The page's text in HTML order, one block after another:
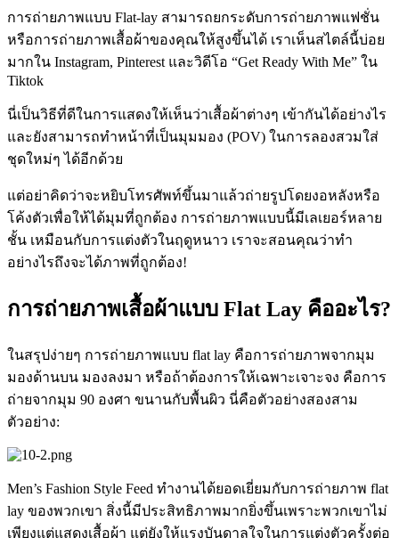
การถ่ายภาพแบบ Flat-lay สามารถยกระดับการถ่ายภาพแฟชั่น
หรือการถ่ายภาพเสื้อผ้าของคุณให้สูงขึ้นได้ เราเห็นสไตล์นี้บ่อย
มากใน Instagram, Pinterest และวิดีโอ “Get Ready With Me” ใน
Tiktok
นี่เป็นวิธีที่ดีในการแสดงให้เห็นว่าเสื้อผ้าต่างๆ เข้ากันได้อย่างไร
และยังสามารถทำหน้าที่เป็นมุมมอง (POV) ในการลองสวมใส่
ชุดใหม่ๆ ได้อีกด้วย
แต่อย่าคิดว่าจะหยิบโทรศัพท์ขึ้นมาแล้วถ่ายรูปโดยงอหลังหรือ
โค้งตัวเพื่อให้ได้มุมที่ถูกต้อง การถ่ายภาพแบบนี้มีเลเยอร์หลาย
ชั้น เหมือนกับการแต่งตัวในฤดูหนาว เราจะสอนคุณว่าทำ
อย่างไรถึงจะได้ภาพที่ถูกต้อง!
การถ่ายภาพเสื้อผ้าแบบ Flat Lay คืออะไร?
ในสรุปง่ายๆ การถ่ายภาพแบบ flat lay คือการถ่ายภาพจากมุม
มองด้านบน มองลงมา หรือถ้าต้องการให้เฉพาะเจาะจง คือการ
ถ่ายจากมุม 90 องศา ขนานกับพื้นผิว นี่คือตัวอย่างสองสาม
ตัวอย่าง:
Men’s Fashion Style Feed ทำงานได้ยอดเยี่ยมกับการถ่ายภาพ flat
lay ของพวกเขา สิ่งนี้มีประสิทธิภาพมากยิ่งขึ้นเพราะพวกเขาไม่
เพียงแต่แสดงเสื้อผ้า แต่ยังให้แรงบันดาลใจในการแต่งตัวครั้งต่อ